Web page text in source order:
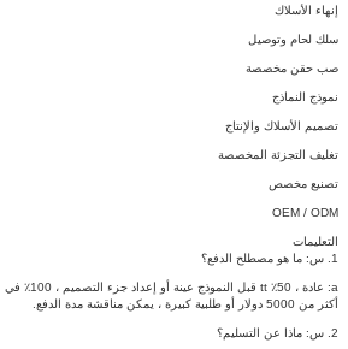
إنهاء الأسلاك
سلك لحام وتوصيل
صب حقن مخصصة
نموذج النماذج
تصميم الأسلاك والإنتاج
تغليف التجزئة المخصصة
تصنيع مخصص
OEM / ODM
التعليمات
1. س: ما هو مصطلح الدفع؟
a: عادة ، 50٪ tt قبل النموذج عينة أو إعداد جزء التصميم ، 100٪ في المتقدمة قبل التسليم.
أكثر من 5000 دولار أو طلبية كبيرة ، يمكن مناقشة مدة الدفع.
2. س: ماذا عن التسليم؟